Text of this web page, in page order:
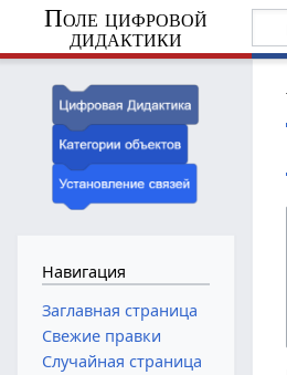
Поле цифровой
дидактики
Навигация
Заглавная страница
Свежие правки
Случайная страница